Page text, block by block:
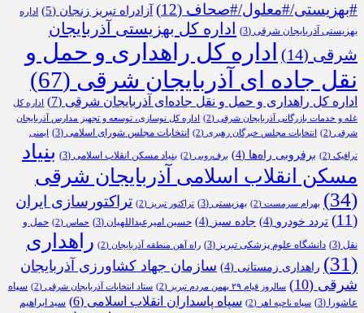
#بهزیستی/#معلول/#صحاف (12) آزادراه تبریز زنجان (5)
اداره
بهزیستی آذربایجان شرقی (3)
اداره کل بهزیستی آذربایجان
شرقی (14)
اداره کل راهداری و حمل و
نقل جاده ای آذربایجان شرقی (67)
اداره کل راهداری و حمل و نقل جاده‌ای آذربایجان شرقی (7)
اداره کل
غله و خدمات بازرگانی آذربایجان شرقی (2)
اداره کل نوسازی، توسعه و تجهیز مدارس آذربایجان
شرقی (2) انتخابات مجلس خبرگان رهبری (2) انتخابات مجلس شورای اسلامی (3) ایمنی
ترافیک (2) برفروبی راه‌ها (4) برف‌روبی (2) بنیاد مسکن انقلاب اسلامی (3)
بنیاد
مسکن انقلاب اسلامی آذربایجان شرقی
(34)
بهرام سرمست (2) بهزیستی (3) تراکتور تبریز (2)
تراکتورسازی ایران
(11)
تردد خودرو (4) جاده سبز (4) حسین امیرعبداللهیان (3) حماس (2)
حمل و
نقل (3) دانشگاه علوم پزشکی تبریز (3) راه آهن منطقه آذربایجان (2)
راهداری
(31)
راهداری زمستانی (4)
سازمان جهاد کشاورزی آذربایجان
شرقی (10) سالروز قیام ۲۹ بهمن مردم تبریز (2) ستاد انتخابات آذربایجان شرقی (2)
سپاه
عاشورا
(3) سپاه ناحیه اهر (2) سپاه پاسداران انقلاب اسلامی (6) سید ابراهیم